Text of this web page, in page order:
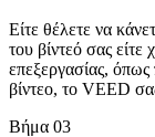
Είτε θέλετε να
του βίντεό σας είτε
επεξεργασίας, όπως
βίντεο, το VEED
Βήμα 03